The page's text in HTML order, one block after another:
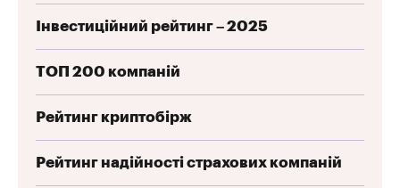
Інвестиційний рейтинг – 2025
ТОП 200 компаній
Рейтинг криптобірж
Рейтинг надійності страхових компаній